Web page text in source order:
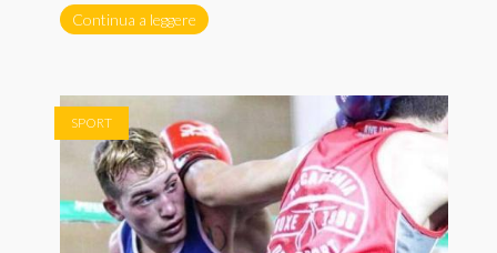
Continua a leggere
SPORT